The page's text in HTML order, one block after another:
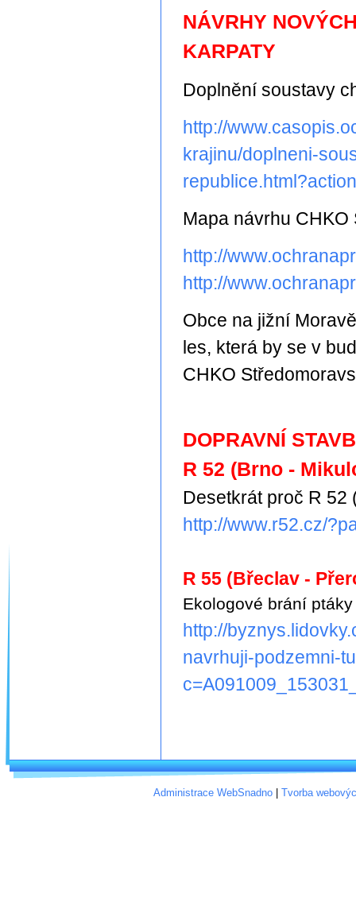
NÁVRHY
KARPATY
Doplnění soustavy
http://
krajinu/doplneni-
Mapa návrhu
http://
http://
Obce na jižní
les, která by se v
CHKO
DOPRAVNÍ
R 52 (Brno -
Desetkrát proč R 52
http://www.r52.cz/
R 55 (Břeclav -
Ekologové brání
http://
navrhuji-podzemni-
Administrace WebSnadno Tvorba